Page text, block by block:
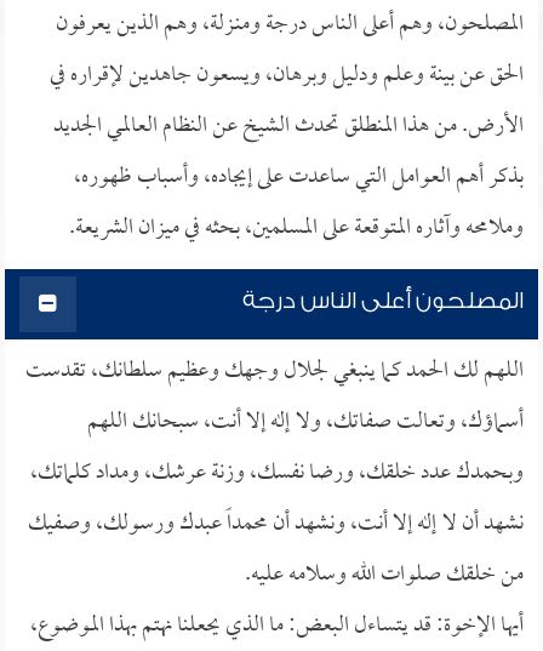
المصلحون، وهم أعلى الناس درجة ومنـزلة، وهم الذين يعرفون
الحق عن بينة وعلم ودليل وبرهان، ويسعون جاهدين لإقراره في
الأرض. من هذا المنطلق تحدث الشيخ عن النظام العالمي الجديد
بذكر أهم العوامل التي ساعدت على إيجاده، وأسباب ظهوره،
وملامحه وآثاره المتوقعة على المسلمين، بحثه في ميزان الشريعة.
المصلحون أعلى الناس درجة
اللهم لك الحمد كما ينبغي لجلال وجهك وعظيم سلطانك، تقدست
أسماؤك، وتعالت صفاتك، ولا إله إلا أنت، سبحانك اللهم
وبحمدك عدد خلقك، ورضا نفسك، وزنة عرشك، ومداد كلماتك،
نشهد أن لا إله إلا أنت، ونشهد أن محمداً عبدك ورسولك، وصفيك
من خلقك صلوات الله وسلامه عليه.
أيها الإخوة: قد يتساءل البعض: ما الذي يحعلنا نهتم بهذا الموضوع،